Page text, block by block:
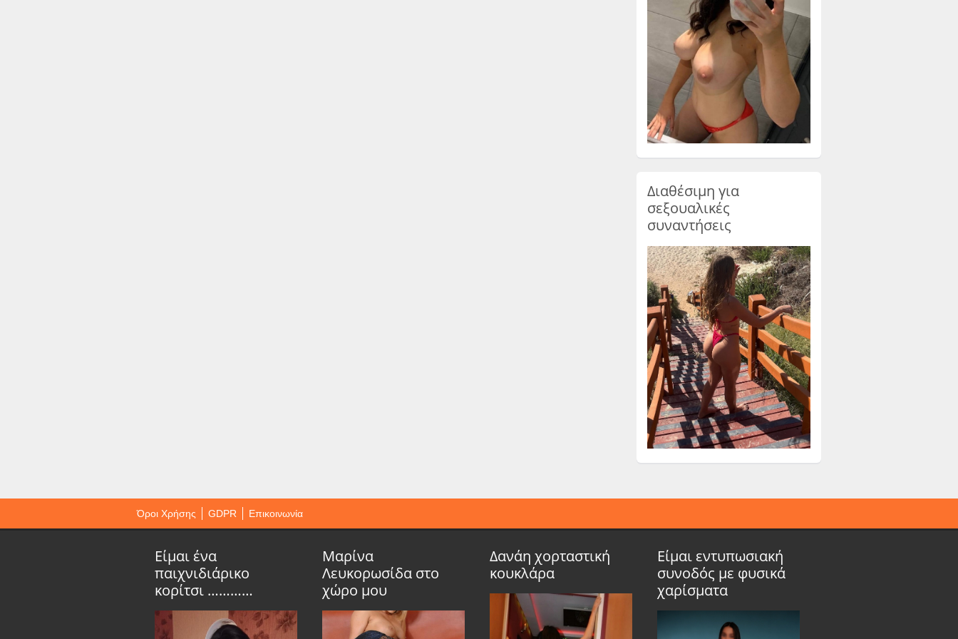
Διαθέσιμη για
σεξουαλικές
συναντήσεις
Όροι Χρήσης GDPR Επικοινωνία
Είμαι ένα
παιχνιδιάρικο
κορίτσι …………
Μαρίνα
Λευκορωσίδα στο
χώρο μου
Δανάη χορταστική
κουκλάρα
Είμαι εντυπωσιακή
συνοδός με φυσικά
χαρίσματα